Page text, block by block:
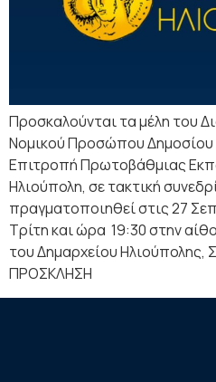
Προσκαλούνται τα μέλη του
Νομικού Προσώπου Δημοσίου
Επιτροπή Πρωτοβάθμιας
Ηλιούπολη, σε τακτική
πραγματοποιηθεί στις 27
Τρίτη και ώρα 19:30 στην
του Δημαρχείου Ηλιούπολης,
ΠΡΟΣΚΛΗΣΗ